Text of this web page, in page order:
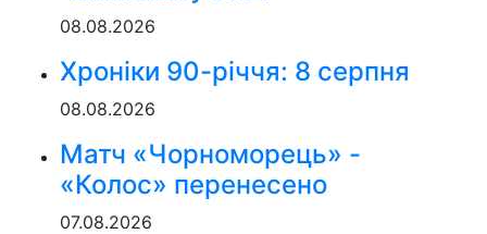
08.08.2026
Хроніки 90-річчя: 8 серпня
08.08.2026
Матч «Чорноморець» -
«Колос» перенесено
07.08.2026